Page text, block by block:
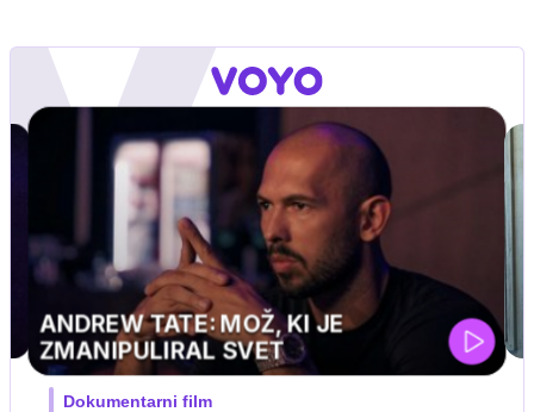
UEFA SUPERPOKAL
V živo na VOYO: sreda ob 20.30